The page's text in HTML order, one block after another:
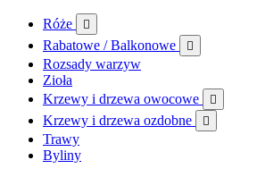
Róże 
Rabatowe / Balkonowe 
Rozsady warzyw
Zioła
Krzewy i drzewa owocowe

Krzewy i drzewa ozdobne 
Trawy
Byliny